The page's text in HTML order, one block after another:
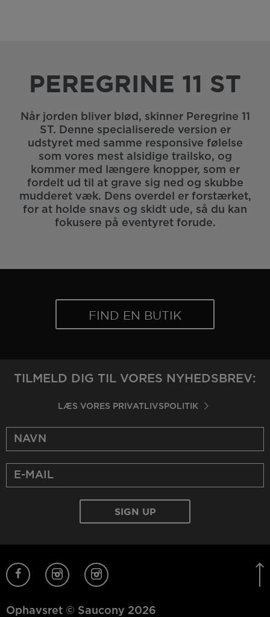
PEREGRINE 11 ST
Når jorden bliver blød, skinner Peregrine 11
ST. Denne specialiserede version er
udstyret med samme responsive følelse
som vores mest alsidige trailsko, og
kommer med længere knopper, som er
fordelt ud til at grave sig ned og skubbe
mudderet væk. Dens overdel er forstærket,
for at holde snavs og skidt ude, så du kan
fokusere på eventyret forude.
FIND EN BUTIK
TILMELD DIG TIL VORES NYHEDSBREV:
LÆS VORES PRIVATLIVSPOLITIK
Ophavsret © Saucony 2026